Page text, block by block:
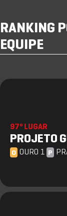
RANKING
EQUIPE
97º LUGAR
PROJETO
O OURO 1 P